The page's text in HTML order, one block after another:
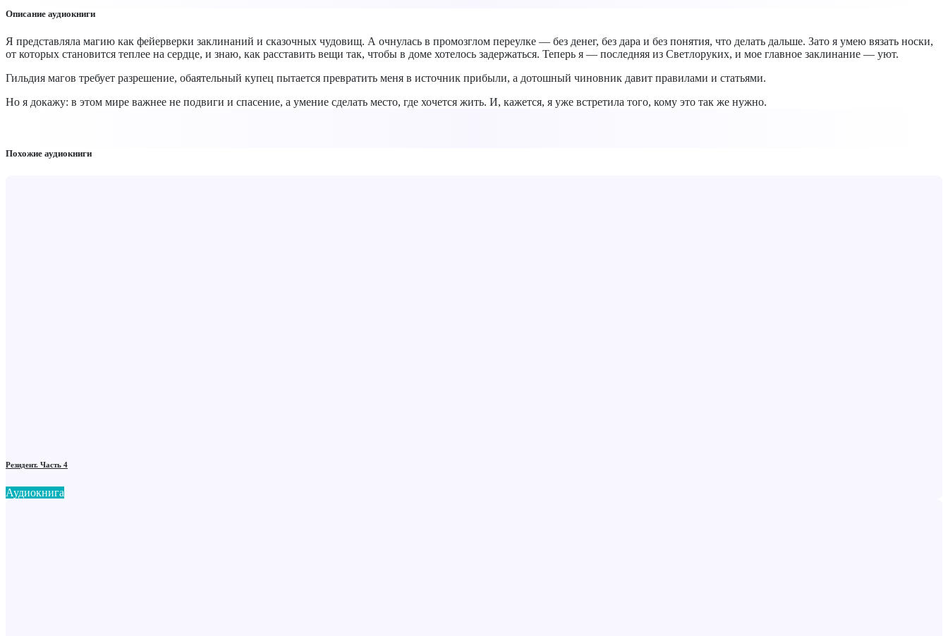
Описание аудиокниги
Я представляла магию как фейерверки заклинаний и сказочных чудовищ. А очнулась в промозглом переулке — без денег, без дара и без понятия, что делать дальше. Зато я умею вязать носки,
от которых становится теплее на сердце, и знаю, как расставить вещи так, чтобы в доме хотелось задержаться. Теперь я — последняя из Светлоруких, и мое главное заклинание — уют.
Гильдия магов требует разрешение, обаятельный купец пытается превратить меня в источник прибыли, а дотошный чиновник давит правилами и статьями.
Но я докажу: в этом мире важнее не подвиги и спасение, а умение сделать место, где хочется жить. И, кажется, я уже встретила того, кому это так же нужно.
Похожие аудиокниги
Резидент. Часть 4
Аудиокнига